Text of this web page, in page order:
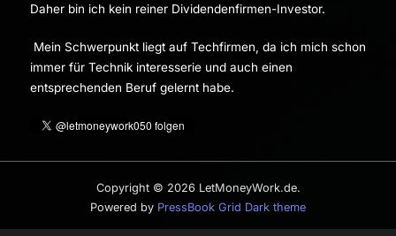
Daher bin ich kein reiner Dividendenfirmen-Investor.
Mein Schwerpunkt liegt auf Techfirmen, da ich mich schon
immer für Technik interesserie und auch einen
entsprechenden Beruf gelernt habe.
Copyright © 2026 LetMoneyWork.de.
Powered by PressBook Grid Dark theme